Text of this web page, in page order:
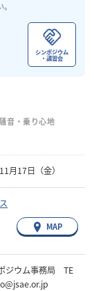
シンポジウム
・講習会
音・乗り心地
月17日（金）
MAP
ジウム事務局 TE